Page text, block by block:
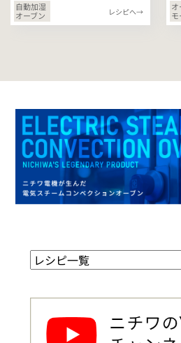
自動加湿
オーブン
レシピへ→
オ
モ